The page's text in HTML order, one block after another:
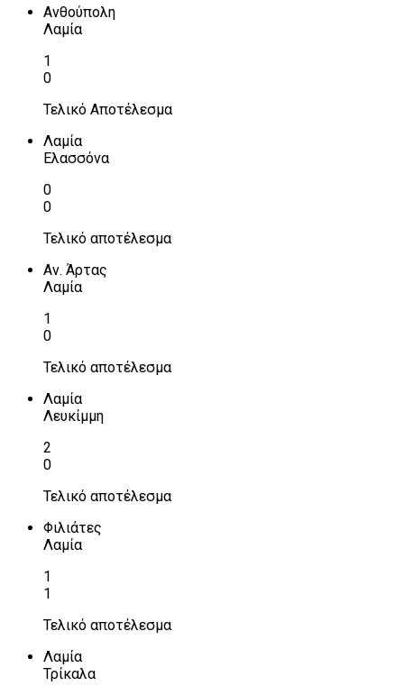
Ανθούπολη
Λαμία
1
0
Τελικό Αποτέλεσμα
Λαμία
Ελασσόνα
0
0
Τελικό αποτέλεσμα
Αν. Άρτας
Λαμία
1
0
Τελικό αποτέλεσμα
Λαμία
Λευκίμμη
2
0
Τελικό αποτέλεσμα
Φιλιάτες
Λαμία
1
1
Τελικό αποτέλεσμα
Λαμία
Τρίκαλα